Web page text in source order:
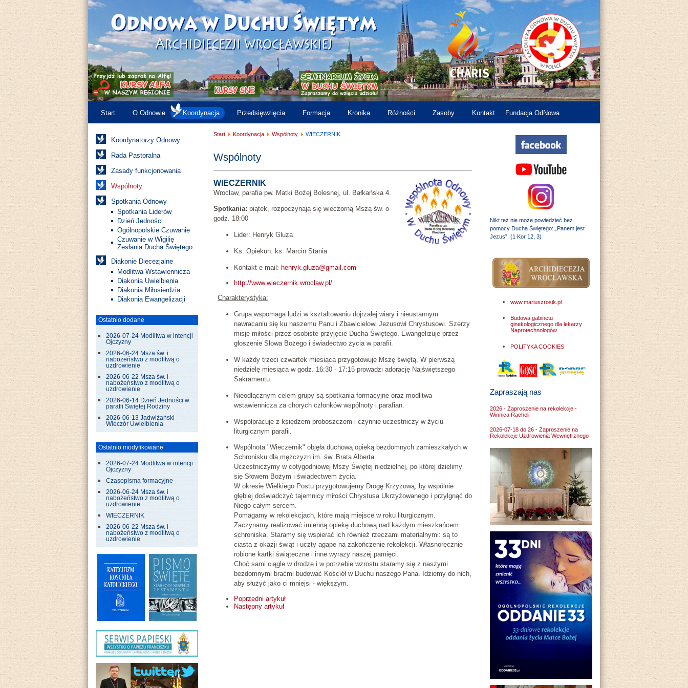
Start O Odnowie Koordynacja Przedsięwzięcia Formacja Kronika Różności Zasoby Kontakt Fundacja OdNowa
Koordynatorzy Odnowy
Rada Pastoralna
Zasady funkcjonowania
Wspólnoty
Spotkania Odnowy
Spotkania Liderów
Dzień Jedności
Ogólnopolskie Czuwanie
Czuwanie w Wigilię
Zesłania Ducha Świętego
Diakonie Diecezjalne
Modlitwa Wstawiennicza
Diakonia Uwielbienia
Diakonia Miłosierdzia
Diakonia Ewangelizacji
Ostatnio dodane
2026-07-24 Modlitwa w intencji
Ojczyzny
2026-06-24 Msza św. i
nabożeństwo z modlitwą o
uzdrowienie
2026-06-22 Msza św. i
nabożeństwo z modlitwą o
uzdrowienie
2026-06-14 Dzień Jedności w
parafii Świętej Rodziny
2026-06-13 Jadwiżański
Wieczór Uwielbienia
Ostatnio modyfikowane
2026-07-24 Modlitwa w intencji
Ojczyzny
Czasopisma formacyjne
2026-06-24 Msza św. i
nabożeństwo z modlitwą o
uzdrowienie
WIECZERNIK
2026-06-22 Msza św. i
nabożeństwo z modlitwą o
uzdrowienie
Nikt też nie może powiedzieć bez
pomocy Ducha Świętego: „Panem jest
Jezus”. (1 Kor 12, 3)
www.mariuszrosik.pl
Budowa gabinetu
ginekologicznego dla lekarzy
Naprotechnologów
POLITYKA COOKIES
Zapraszają nas
2026 - Zaproszenie na rekolekcje -
Winnica Racheli
2026-07-18 do 26 - Zaproszenie na
Rekolekcje Uzdrowienia Wewnętrznego
Start Koordynacja Wspólnoty WIECZERNIK
Wspólnoty
WIECZERNIK
Wrocław, parafia pw. Matki Bożej Bolesnej, ul. Bałkańska 4.
Spotkania: piątek, rozpoczynają się wieczorną Mszą św. o
godz. 18:00
Lider: Henryk Gluza
Ks. Opiekun: ks. Marcin Stania
Kontakt e-mail: henryk.gluza@gmail.com
http://www.wieczernik.wroclaw.pl/
Charakterystyka:
Grupa wspomaga ludzi w kształtowaniu dojrzałej wiary i nieustannym
nawracaniu się ku naszemu Panu i Zbawicielowi Jezusowi Chrystusowi. Szerzy
misję miłości przez osobiste przyjęcie Ducha Świętego. Ewangelizuje przez
głoszenie Słowa Bożego i świadectwo życia w parafii.
W każdy trzeci czwartek miesiąca przygotowuje Mszę świętą. W pierwszą
niedzielę miesiąca w godz. 16:30 - 17:15 prowadzi adorację Najświętszego
Sakramentu.
Nieodłącznym celem grupy są spotkania formacyjne oraz modlitwa
wstawiennicza za chorych członków wspólnoty i parafian.
Współpracuje z księdzem proboszczem i czynnie uczestniczy w życiu
liturgicznym parafii.
Wspólnota "Wieczernik" objęła duchową opieką bezdomnych zamieszkałych w
Schronisku dla mężczyzn im. św. Brata Alberta.
Uczestniczymy w cotygodniowej Mszy Świętej niedzielnej, po której dzielimy
się Słowem Bożym i świadectwem życia.
W okresie Wielkiego Postu przygotowujemy Drogę Krzyżową, by wspólnie
głębiej doświadczyć tajemnicy miłości Chrystusa Ukrzyżowanego i przylgnąć do
Niego całym sercem.
Pomagamy w rekolekcjach, które mają miejsce w roku liturgicznym.
Zaczynamy realizować imienną opiekę duchową nad każdym mieszkańcem
schroniska. Staramy się wspierać ich również rzeczami materialnymi: są to
ciasta z okazji świąt i uczty agape na zakończenie rekolekcji. Własnoręcznie
robione kartki świąteczne i inne wyrazy naszej pamięci.
Choć sami ciągle w drodze i w potrzebie wzrostu staramy się z naszymi
bezdomnymi braćmi budować Kościół w Duchu naszego Pana. Idziemy do nich,
aby służyć jako ci mniejsi - większym.
Poprzedni artykuł
Następny artykuł